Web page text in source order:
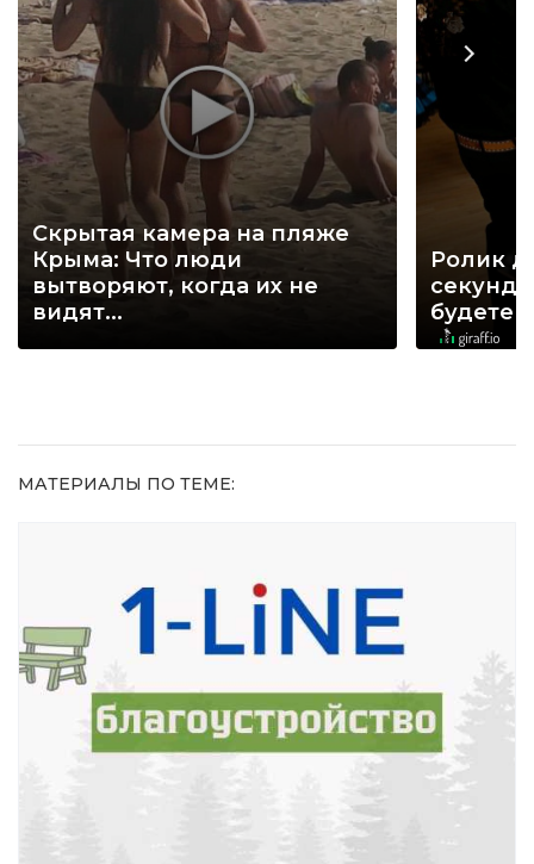
Скрытая камера на пляже
Крыма: Что люди
вытворяют, когда их не
видят...
Ролик
секунд,
будете
МАТЕРИАЛЫ ПО ТЕМЕ: